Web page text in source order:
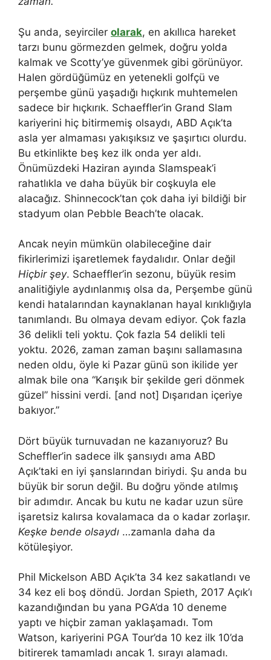
Şu anda, seyirciler olarak, en akıllıca hareket
tarzı bunu görmezden gelmek, doğru yolda
kalmak ve Scotty’ye güvenmek gibi görünüyor.
Halen gördüğümüz en yetenekli golfçü ve
perşembe günü yaşadığı hıçkırık muhtemelen
sadece bir hıçkırık. Schaeffler’in Grand Slam
kariyerini hiç bitirmemiş olsaydı, ABD Açık’ta
asla yer almaması yakışıksız ve şaşırtıcı olurdu.
Bu etkinlikte beş kez ilk onda yer aldı.
Önümüzdeki Haziran ayında Slamspeak’i
rahatlıkla ve daha büyük bir coşkuyla ele
alacağız. Shinnecock’tan çok daha iyi bildiği bir
stadyum olan Pebble Beach’te olacak.
Ancak neyin mümkün olabileceğine dair
fikirlerimizi işaretlemek faydalıdır. Onlar değil
Hiçbir şey. Schaeffler’in sezonu, büyük resim
analitiğiyle aydınlanmış olsa da, Perşembe günü
kendi hatalarından kaynaklanan hayal kırıklığıyla
tanımlandı. Bu olmaya devam ediyor. Çok fazla
36 delikli teli yoktu. Çok fazla 54 delikli teli
yoktu. 2026, zaman zaman başını sallamasına
neden oldu, öyle ki Pazar günü son ikilide yer
almak bile ona “Karışık bir şekilde geri dönmek
güzel” hissini verdi. [and not] Dışarıdan içeriye
bakıyor.”
Dört büyük turnuvadan ne kazanıyoruz? Bu
Scheffler’in sadece ilk şansıydı ama ABD
Açık’taki en iyi şanslarından biriydi. Şu anda bu
büyük bir sorun değil. Bu doğru yönde atılmış
bir adımdır. Ancak bu kutu ne kadar uzun süre
işaretsiz kalırsa kovalamaca da o kadar zorlaşır.
Keşke bende olsaydı …zamanla daha da
kötüleşiyor.
Phil Mickelson ABD Açık’ta 34 kez sakatlandı ve
34 kez eli boş döndü. Jordan Spieth, 2017 Açık’ı
kazandığından bu yana PGA’da 10 deneme
yaptı ve hiçbir zaman yaklaşamadı. Tom
Watson, kariyerini PGA Tour’da 10 kez ilk 10’da
bitirerek tamamladı ancak 1. sırayı alamadı.